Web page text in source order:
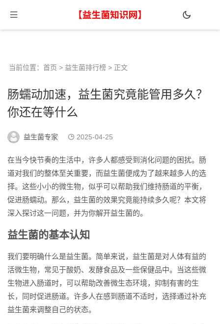
当前位置： 首页 > 益生菌排行榜 > 正文
肠蠕动加速，益生菌究竟能管用多久？
你还在等什么
益生菌专家 2025-04-25
在当今快节奏的生活中，许多人都感受到消化问题的困扰。肠
道对我们的整体至关重要，而益生菌便成为了越来越多人的选
择。这些小小的微生物，似乎可以帮助我们维持肠道的平衡，
促进肠蠕动。那么，益生菌的效果究竟能持续多久呢？本文将
深入探讨这一问题，并为你解开益生菌的。
益生菌的基本认知
我们要明确什么是益生菌。简单来说，益生菌是对人体有益的
活微生物，常见于酸奶、发酵食品及一些保健品中。当这些微
生物进入肠道时，可以帮助改善微生态环境，抑制有害的生
长，同时促进肠道。许多人在感到肠道不适时，选择通过补充
益生菌来调整自己的状态。